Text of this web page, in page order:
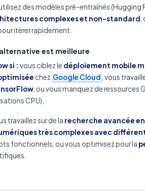
des modèles pré-entraînés (Hugging
complexes et non-standard
itérer rapidement.
est meilleure
si : vous ciblez le déploiement mobile
chez Google Cloud , vous
, ou vous manquez de ressources
CPU).
travaillez sur de la recherche avancée
très complexes avec
fonctionnels, ou vous optimisez pour la